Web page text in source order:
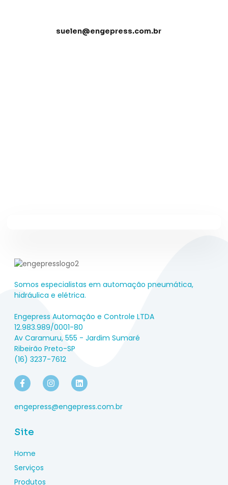
suelen@engepress.com.br
Somos especialistas em automação pneumática,
hidráulica e elétrica.
Engepress Automação e Controle LTDA
12.983.989/0001-80
Av Caramuru, 555 - Jardim Sumaré
Ribeirão Preto-SP
(16) 3237-7612
engepress@engepress.com.br
Site
Home
Serviços
Produtos